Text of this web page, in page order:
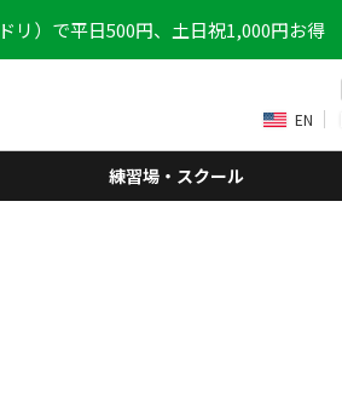
リ）で平日500円、土日祝1,000円お得
EN
練習場・スクール